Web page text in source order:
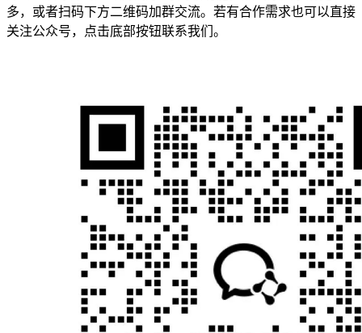
多，或者扫码下方二维码加群交流。若有合作需求也可以直接
关注公众号，点击底部按钮联系我们。